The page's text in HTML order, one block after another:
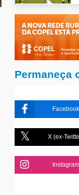
Permaneça
Facebook
X (ex-
Instagram